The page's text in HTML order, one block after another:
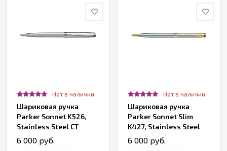
Нет в наличии
Шариковая ручка
Parker Sonnet K526,
Stainless Steel CT
6 000 руб.
Нет в наличии
Шариковая ручка
Parker Sonnet Slim
K427, Stainless Steel
GT
6 000 руб.